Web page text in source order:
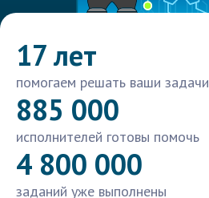
17 лет
помогаем решать ваши задачи
885 000
исполнителей готовы помочь
4 800 000
заданий уже выполнены